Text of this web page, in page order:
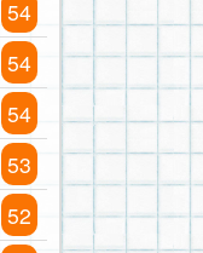
54
54
54
53
52